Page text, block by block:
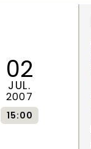
02
JUL.
2007
15:00